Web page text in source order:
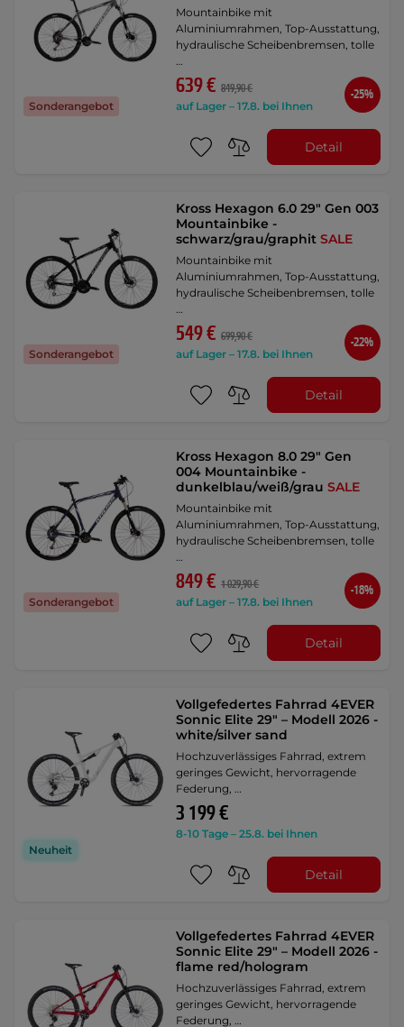
Sonderangebot
Mountainbike mit
Aluminiumrahmen, Top-Ausstattung,
hydraulische Scheibenbremsen, tolle
…
639 € 849,90 €
auf Lager – 17.8. bei Ihnen
-25%
Detail
Sonderangebot
Kross Hexagon 6.0 29" Gen 003
Mountainbike -
schwarz/grau/graphitSALE
Mountainbike mit
Aluminiumrahmen, Top-Ausstattung,
hydraulische Scheibenbremsen, tolle
…
549 € 699,90 €
auf Lager – 17.8. bei Ihnen
-22%
Detail
Sonderangebot
Kross Hexagon 8.0 29" Gen
004 Mountainbike -
dunkelblau/weiß/grauSALE
Mountainbike mit
Aluminiumrahmen, Top-Ausstattung,
hydraulische Scheibenbremsen, tolle
…
849 € 1 029,90 €
auf Lager – 17.8. bei Ihnen
-18%
Detail
Neuheit
Vollgefedertes Fahrrad 4EVER
Sonnic Elite 29" – Modell 2026 -
white/silver sand
Hochzuverlässiges Fahrrad, extrem
geringes Gewicht, hervorragende
Federung, …
3 199 €
8-10 Tage – 25.8. bei Ihnen
Detail
Vollgefedertes Fahrrad 4EVER
Sonnic Elite 29" – Modell 2026 -
flame red/hologram
Hochzuverlässiges Fahrrad, extrem
geringes Gewicht, hervorragende
Federung, …